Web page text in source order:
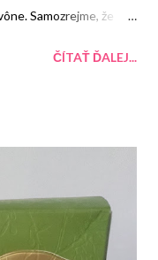
Samozrejme, že
s Vami podelím o svoju
ČÍTAŤ ĎALEJ...